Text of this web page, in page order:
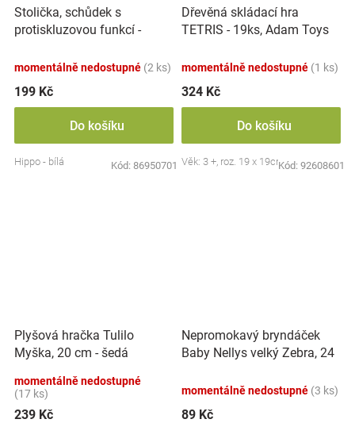
Stolička, schůdek s
protiskluzovou funkcí -
momentálně nedostupné (2 ks)
199 Kč
Do košíku
Hippo - bílá Kód: 86950701
Dřevěná skládací hra
TETRIS - 19ks, Adam Toys
momentálně nedostupné (1 ks)
324 Kč
Do košíku
Věk: 3 +, roz. 19 x 19cmKód: 92608601
Plyšová hračka Tulilo
Myška, 20 cm - šedá
momentálně nedostupné
(17 ks)
239 Kč
Nepromokavý bryndáček
Baby Nellys velký Zebra, 24
momentálně nedostupné (3 ks)
89 Kč